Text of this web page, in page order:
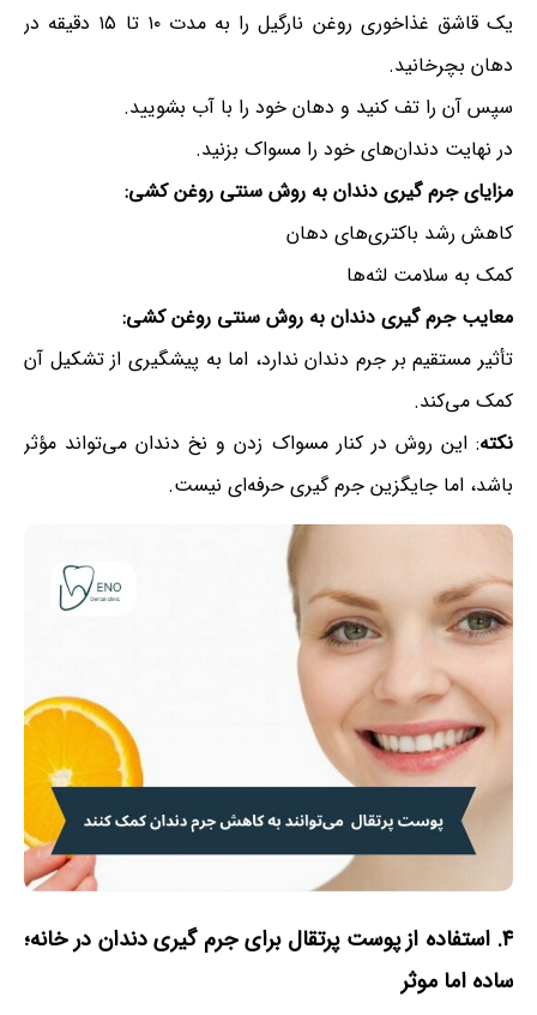
یک قاشق غذاخوری روغن نارگیل را به مدت ۱۰ تا ۱۵ دقیقه در
دهان بچرخانید.
سپس آن را تف کنید و دهان خود را با آب بشویید.
در نهایت دندان‌های خود را مسواک بزنید.
مزایای جرم گیری دندان به روش سنتی روغن کشی:
کاهش رشد باکتری‌های دهان
کمک به سلامت لثه‌ها
معایب جرم گیری دندان به روش سنتی روغن کشی:
تأثیر مستقیم بر جرم دندان ندارد، اما به پیشگیری از تشکیل آن
کمک می‌کند.
نکته: این روش در کنار مسواک زدن و نخ دندان می‌تواند مؤثر
باشد، اما جایگزین جرم گیری حرفه‌ای نیست.
۴. استفاده از پوست پرتقال برای جرم گیری دندان در خانه؛
ساده اما موثر